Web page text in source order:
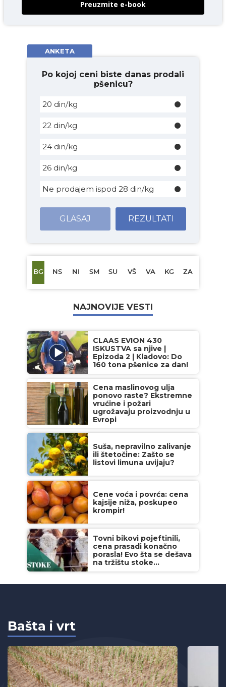
Preuzmite e-book
ANKETA
Po kojoj ceni biste danas prodali
pšenicu?
20 din/kg
22 din/kg
24 din/kg
26 din/kg
Ne prodajem ispod 28 din/kg
GLASAJ REZULTATI
BG NS NI SM SU VŠ VA KG ZA
NAJNOVIJE VESTI
CLAAS EVION 430
ISKUSTVA sa njive |
Epizoda 2 | Kladovo: Do
160 tona pšenice za dan!
Cena maslinovog ulja
ponovo raste? Ekstremne
vrućine i požari
ugrožavaju proizvodnju u
Evropi
Suša, nepravilno zalivanje
ili štetočine: Zašto se
listovi limuna uvijaju?
Cene voća i povrća: cena
kajsije niža, poskupeo
krompir!
Tovni bikovi pojeftinili,
cena prasadi konačno
porasla! Evo šta se dešava
na tržištu stoke...
Bašta i vrt